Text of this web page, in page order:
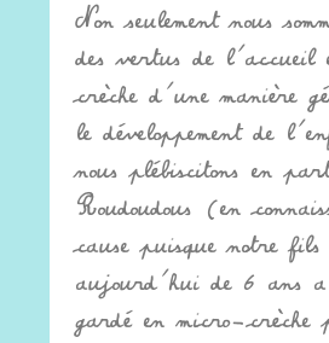
Non seulement nous
des vertus de l’accueil
crèche d’une manière
le développement de
nous plébiscitons en
Roudoudous (en
cause puisque notre fils
aujourd’hui de 6 ans
gardé en micro-crèche